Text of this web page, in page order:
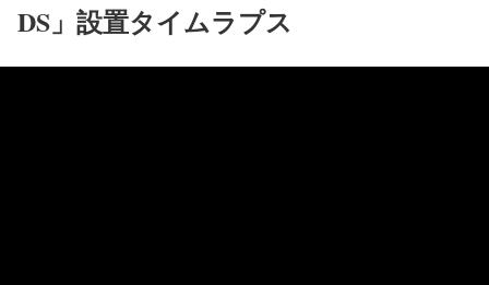
DS」設置タイムラプス